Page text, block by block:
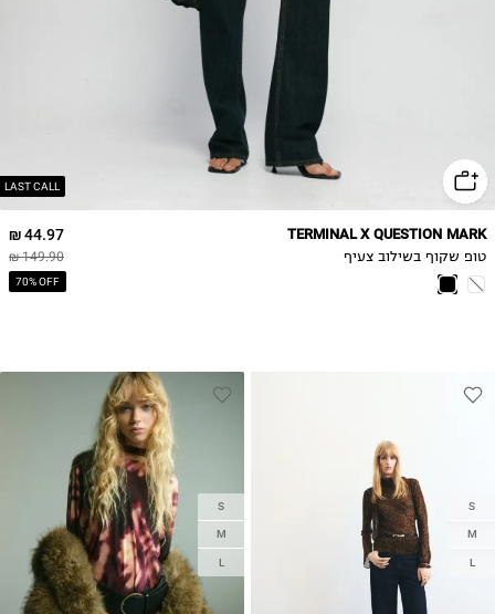
LAST CALL
44.97 ₪
149.90 ₪
70% OFF
TERMINAL X QUESTION MARK
טופ שקוף בשילוב צעיף
S
M
L
S
M
L